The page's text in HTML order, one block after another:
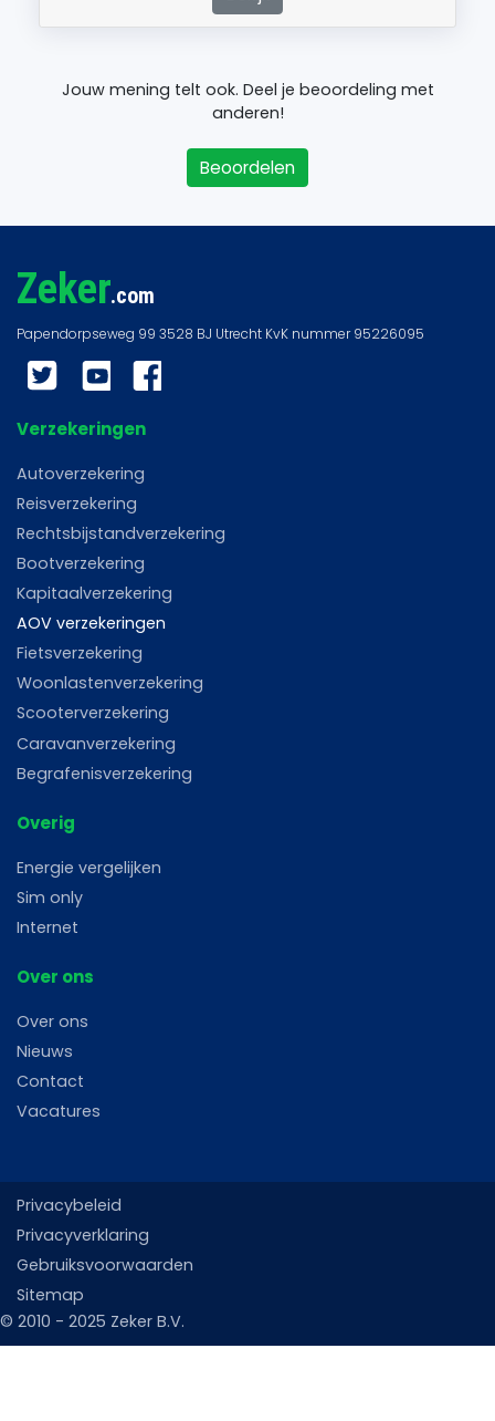
Jouw mening telt ook. Deel je beoordeling met
anderen!
Beoordelen
Zeker.com
Twitter YouTubeFacebook
Verzekeringen
Autoverzekering
Reisverzekering
Rechtsbijstandverzekering
Bootverzekering
Kapitaalverzekering
AOV verzekeringen
Fietsverzekering
Woonlastenverzekering
Scooterverzekering
Caravanverzekering
Begrafenisverzekering
Overig
Energie vergelijken
Sim only
Internet
Over ons
Over ons
Nieuws
Contact
Vacatures
Privacybeleid
Privacyverklaring
Gebruiksvoorwaarden
Sitemap